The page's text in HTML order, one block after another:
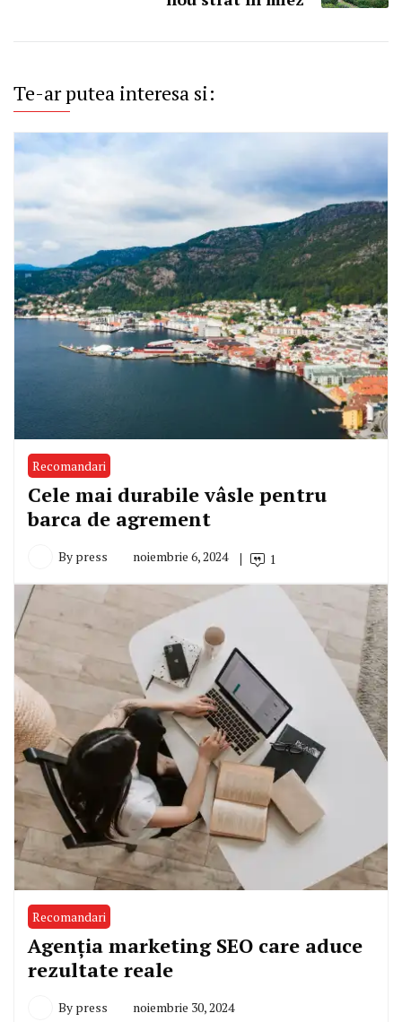
Te-ar putea interesa si:
Recomandari
Cele mai durabile vâsle pentru
barca de agrement
By press noiembrie 6, 2024 1
Recomandari
Agenția marketing SEO care aduce
rezultate reale
By press noiembrie 30, 2024